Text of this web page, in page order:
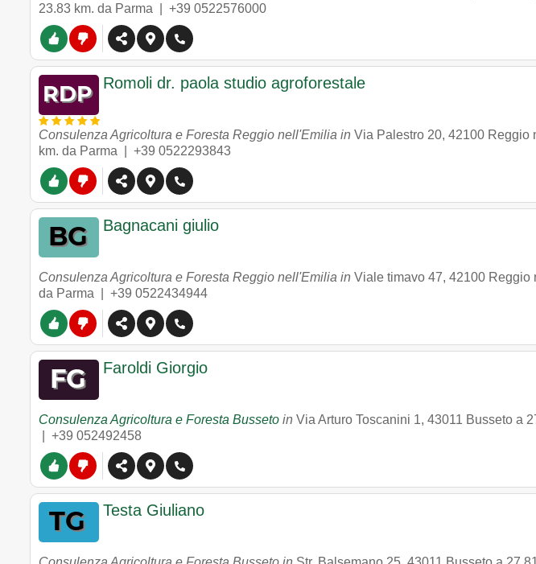
23.83 km. da Parma | +39 0522576000
Romoli dr. paola studio agroforestale
Consulenza Agricoltura e Foresta Reggio nell'Emilia in Via Palestro 20, 42100 Reggio
km. da Parma | +39 0522293843
Bagnacani giulio
Consulenza Agricoltura e Foresta Reggio nell'Emilia in Viale timavo 47, 42100 Reggio
da Parma | +39 0522434944
Faroldi Giorgio
Consulenza Agricoltura e Foresta Busseto in Via Arturo Toscanini 1, 43011 Busseto a
+39 052492458
Testa Giuliano